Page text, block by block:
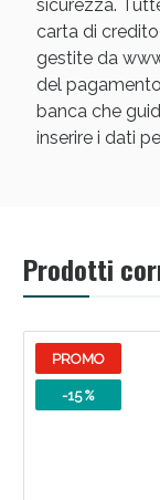
sicurezza.
carta di
gestite da
del
banca che
inserire i dati
Prodotti
PROMO
-15 %